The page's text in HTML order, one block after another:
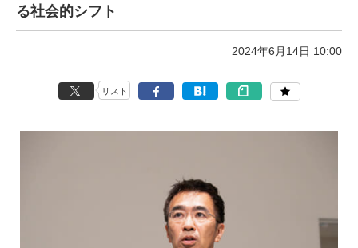
る社会的シフト
2024年6月14日 10:00
リスト